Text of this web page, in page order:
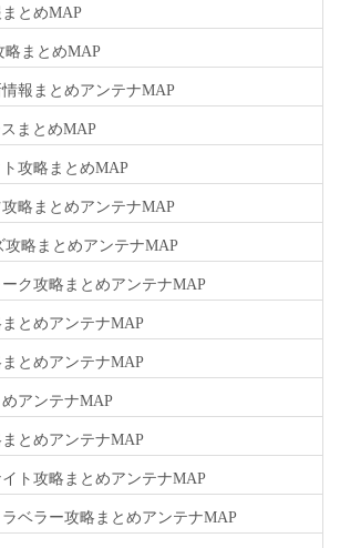
とめMAP
まとめMAP
報まとめアンテナMAP
まとめMAP
攻略まとめMAP
略まとめアンテナMAP
略まとめアンテナMAP
ク攻略まとめアンテナMAP
とめアンテナMAP
とめアンテナMAP
アンテナMAP
とめアンテナMAP
ト攻略まとめアンテナMAP
ベラー攻略まとめアンテナMAP